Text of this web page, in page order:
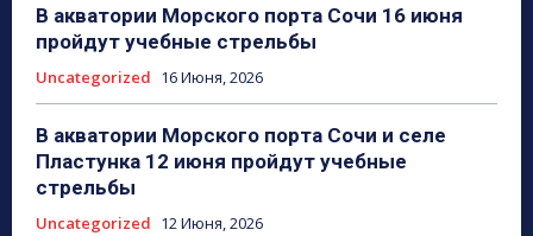
В акватории Морского порта Сочи 16 июня
пройдут учебные стрельбы
Uncategorized 16 Июня, 2026
В акватории Морского порта Сочи и селе
Пластунка 12 июня пройдут учебные
стрельбы
Uncategorized 12 Июня, 2026